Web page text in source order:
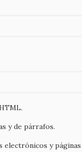
y de párrafos.
y